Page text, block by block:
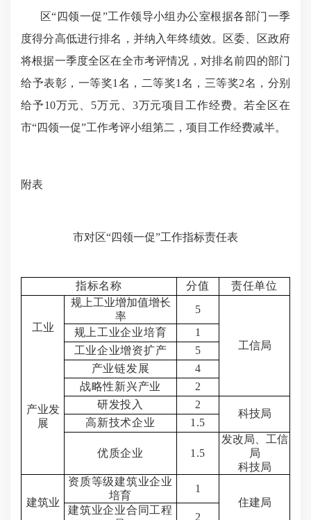
区“四领一促”工作领导小组办公室根据各部门一季
度得分高低进行排名，并纳入年终绩效。区委、区政府
将根据一季度全区在全市考评情况，对排名前四的部门
给予表彰，一等奖1名，二等奖1名，三等奖2名 ，分别
给予10万元、5万元、3万元项目工作经费。 若全区在
市“四领一促”工作考评小组第二， 项目 工作经费减半。
附表
市对区“四领一促”工作指标责任表
指标名称 分值 责任单位
工业
规上工业增加值增长
率
5
工信局
规上工业企业培育
1
工业企业增资扩产
5
产业发
展
产业链发展
4
战略性新兴产业
2
研发投入
2
科技局
高新技术企业 1.5
优质企业 1.5
发改局、工信
局
科技局
建筑业
资质等级建筑业企业
培育
1
住建局
建筑业企业合同工程
2